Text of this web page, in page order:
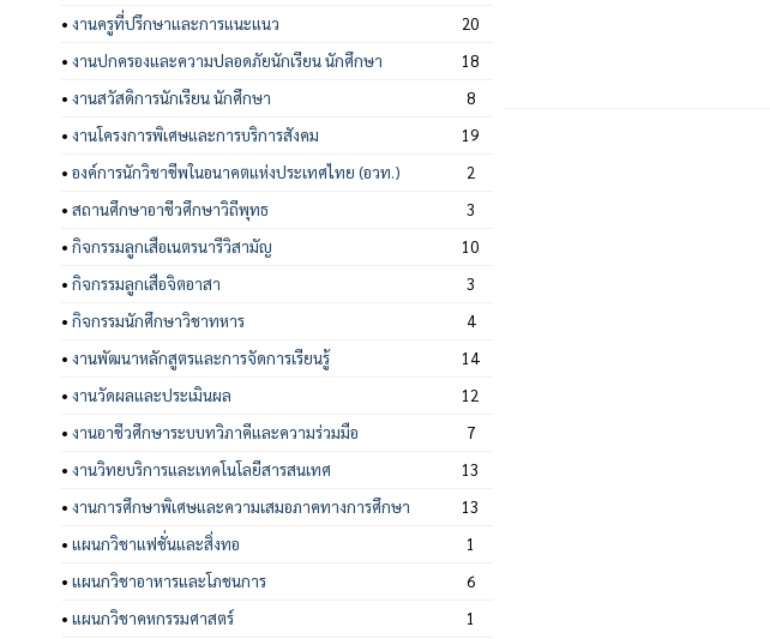
• งานครูที่ปรึกษาและการแนะแนว
20
• งานปกครองและความปลอดภัยนักเรียน นักศึกษา
18
• งานสวัสดิการนักเรียน นักศึกษา
8
• งานโครงการพิเศษและการบริการสังคม
19
• องค์การนักวิชาชีพในอนาคตแห่งประเทศไทย (อวท.)
2
• สถานศึกษาอาชีวศึกษาวิถีพุทธ
3
• กิจกรรมลูกเสือเนตรนารีวิสามัญ
10
• กิจกรรมลูกเสือจิตอาสา
3
• กิจกรรมนักศึกษาวิชาทหาร
4
• งานพัฒนาหลักสูตรและการจัดการเรียนรู้
14
• งานวัดผลและประเมินผล
12
• งานอาชีวศึกษาระบบทวิภาคีและความร่วมมือ
7
• งานวิทยบริการและเทคโนโลยีสารสนเทศ
13
• งานการศึกษาพิเศษและความเสมอภาคทางการศึกษา
13
• แผนกวิชาแฟชั่นและสิ่งทอ
1
• แผนกวิชาอาหารและโภชนการ
6
• แผนกวิชาคหกรรมศาสตร์ 1